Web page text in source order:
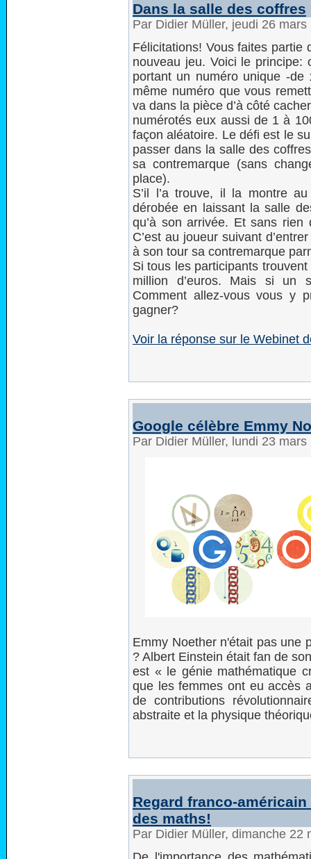
Dans la salle des coffres
Par Didier Müller, jeudi 26
Félicitations! Vous faites partie
nouveau jeu. Voici le principe:
portant un numéro unique -
même numéro que vous
va dans la pièce d’à côté
numérotés eux aussi de 1 à
façon aléatoire. Le défi est le
passer dans la salle des
sa contremarque (sans
place).
S’il l’a trouve, il la montre
dérobée en laissant la salle
qu’à son arrivée. Et sans rien
C’est au joueur suivant
à son tour sa contremarque
Si tous les participants
million d’euros. Mais si un
Comment allez-vous vous y
gagner?
Voir la réponse sur le Webinet
Google célèbre Emmy
Par Didier Müller, lundi 23
Emmy Noether n'était pas une
? Albert Einstein était fan de
est « le génie mathématique
que les femmes ont eu accès
de contributions
abstraite et la physique
Regard franco-
des maths!
Par Didier Müller, dimanche 22